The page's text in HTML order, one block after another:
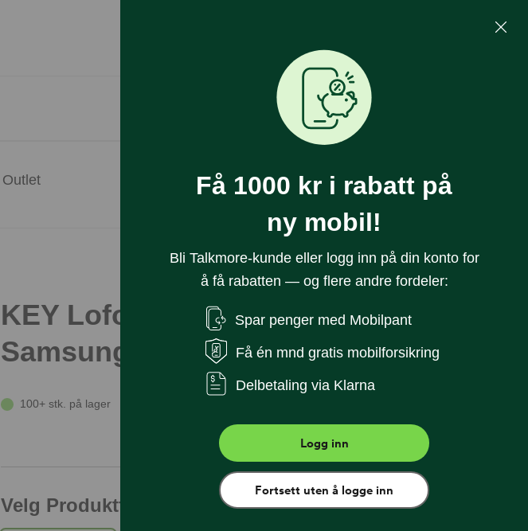
Outlet
KEY Lofoten Magnet Deksel
Samsung S25 Klart
100+ stk. på lager
Velg Produktfamilie
Få 1000 kr i rabatt på
ny mobil!
Bli Talkmore-kunde eller logg inn på din konto for
å få rabatten — og flere andre fordeler:
Spar penger med Mobilpant
Få én mnd gratis mobilforsikring
Delbetaling via Klarna
Logg inn
Fortsett uten å logge inn